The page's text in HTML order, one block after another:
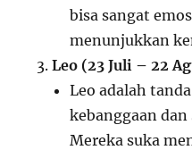
bisa sangat
menunjukkan
Leo (23 Juli – 22
Leo adalah
kebanggaan
Mereka suka